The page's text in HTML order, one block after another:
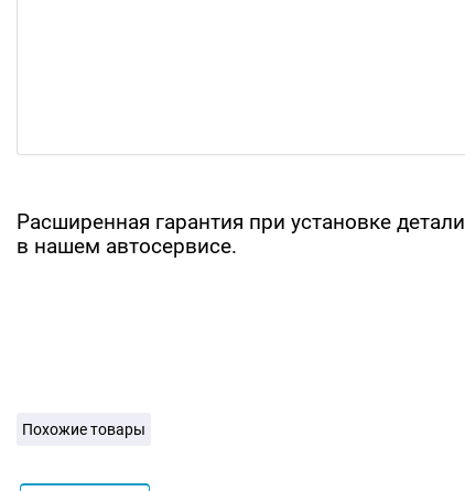
Расширенная гарантия при установке детали
в нашем автосервисе.
Похожие товары